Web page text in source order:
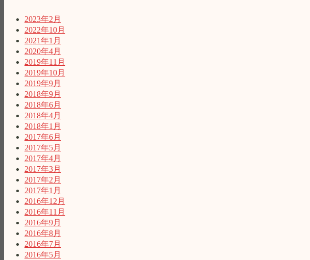
2023年2月
2022年10月
2021年1月
2020年4月
2019年11月
2019年10月
2019年9月
2018年9月
2018年6月
2018年4月
2018年1月
2017年6月
2017年5月
2017年4月
2017年3月
2017年2月
2017年1月
2016年12月
2016年11月
2016年9月
2016年8月
2016年7月
2016年5月